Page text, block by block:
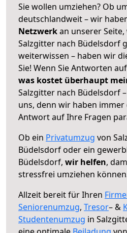
Sie wollen umziehen? Ob
deutschlandweit – wir
Netzwerkan unserer
Salzgitter nach Büdelsdorf
weiterwissen – haben wir
Sie! Wenn Sie Antworten
was kostet überhaupt
Salzgitter nach Büdelsdorf
uns, denn wir haben immer
Antwort auf Ihre Fragen
Ob ein Privatumzug von
Büdelsdorf oder ein
Büdelsdorf, wir helfen,
stressfrei umziehen
Allzeit bereit für Ihren
Seniorenumzug, Tresor– &
Studentenumzug in